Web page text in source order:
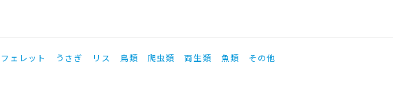
フェレット うさぎ リス 鳥類 爬虫類 両生類 魚類 その他